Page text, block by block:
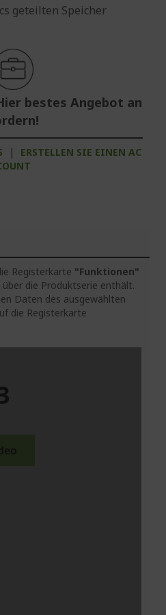
geteilten Speicher
bestes Angebot an
|
ERSTELLEN SIE EINEN AC
Registerkarte "Funktionen"
die Produktserie enthält.
Daten des ausgewählten
die Registerkarte